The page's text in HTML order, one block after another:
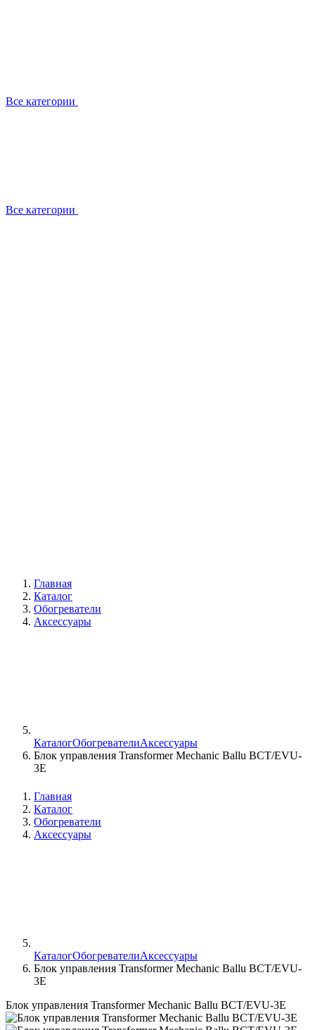
Все категории
Все категории
Главная
Каталог
Обогреватели
Аксессуары
КаталогОбогревателиАксессуары
Блок управления Transformer Mechanic Ballu BCT/EVU-
3E
Главная
Каталог
Обогреватели
Аксессуары
КаталогОбогревателиАксессуары
Блок управления Transformer Mechanic Ballu BCT/EVU-
3E
Блок управления Transformer Mechanic Ballu BCT/EVU-3E